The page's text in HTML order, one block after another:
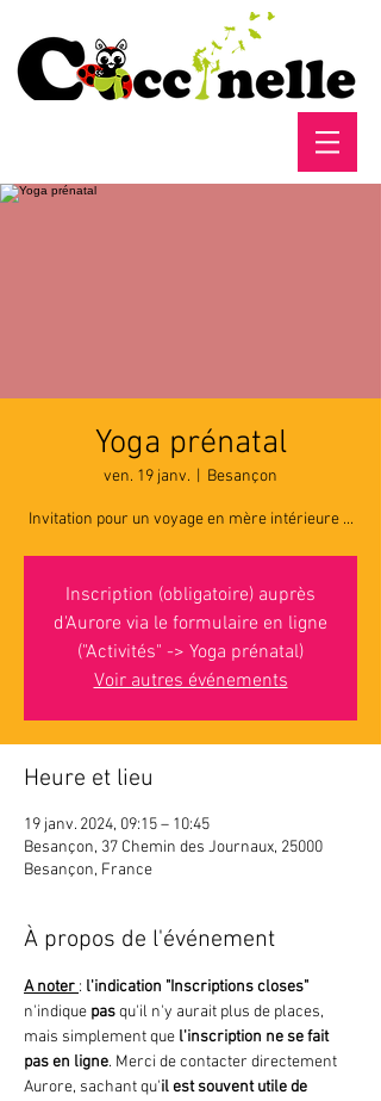
Yoga prénatal
ven. 19 janv. Besançon
Invitation pour un voyage en mère intérieure ...
Inscription (obligatoire) auprès
d'Aurore via le formulaire en ligne
("Activités" -> Yoga prénatal)
Voir autres événements
Heure et lieu
19 janv. 2024, 09:15 – 10:45
Besançon, 37 Chemin des Journaux, 25000
Besançon, France
À propos de l'événement
A noter : l'indication "Inscriptions closes"
n'indique pas qu'il n'y aurait plus de places,
mais simplement que l'inscription ne se fait
pas en ligne. Merci de contacter directement
Aurore, sachant qu'il est souvent utile de